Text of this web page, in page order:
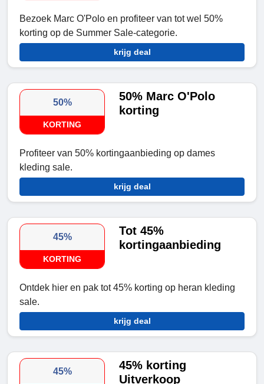
Bezoek Marc O'Polo en profiteer van tot wel 50%
korting op de Summer Sale-categorie.
krijg deal
50%
KORTING
50% Marc O'Polo
korting
Profiteer van 50% kortingaanbieding op dames
kleding sale.
krijg deal
45%
KORTING
Tot 45%
kortingaanbieding
Ontdek hier en pak tot 45% korting op heran kleding
sale.
krijg deal
45%
45% korting
Uitverkoop